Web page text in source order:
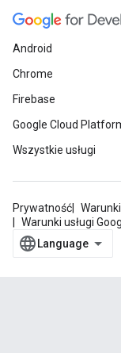
Android
Chrome
Firebase
Google Cloud
Wszystkie usługi
Prywatność
Warunki usługi